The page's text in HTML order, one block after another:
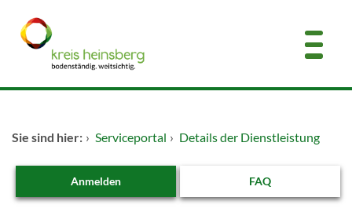
Zum Hauptinhalt springen
Dienstleistungen A-Z
Kontakt
Sie sind hier: › Serviceportal › Details der Dienstleistung
FAQ
Anmelden